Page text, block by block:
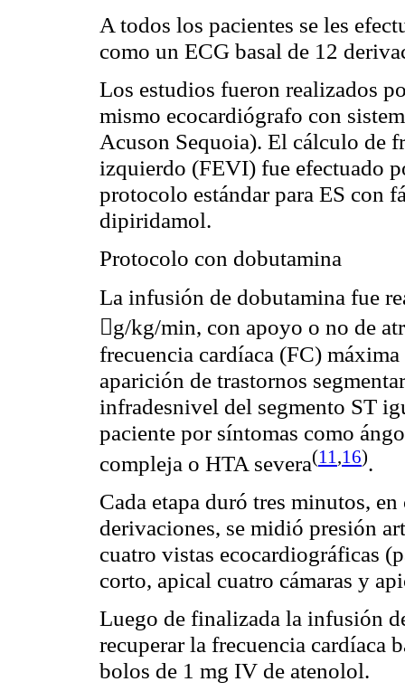
A todos los pacientes se les
como un ECG basal de 12
Los estudios fueron realizados
mismo ecocardiógrafo con
Acuson Sequoia). El cálculo de
izquierdo (FEVI) fue efectuado
protocolo estándar para ES con
dipiridamol.
Protocolo con dobutamina
La infusión de dobutamina fue
g/kg/min, con apoyo o no de
frecuencia cardíaca (FC)
aparición de trastornos
infradesnivel del segmento ST
paciente por síntomas como
compleja o HTA severa(11 ,16).
Cada etapa duró tres minutos,
derivaciones, se midió presión
cuatro vistas ecocardiográficas
corto, apical cuatro cámaras y
Luego de finalizada la infusión
recuperar la frecuencia cardíaca
bolos de 1 mg IV de atenolol.